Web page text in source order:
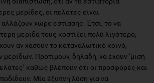
μερίδες, οι πελάτες είναι
χώρο εστίασης. Έτσι, το να
μερίδα τους κοστίζει πολύ λιγότερο,
αν χάσουν το καταναλωτικό κοινό,
μερίδων. Προτιμούν, δηλαδή, να έχουν ‘μισή
καθώς βλέπουν ότι οι προσφορές και
Μία έξυπνη λύση για να